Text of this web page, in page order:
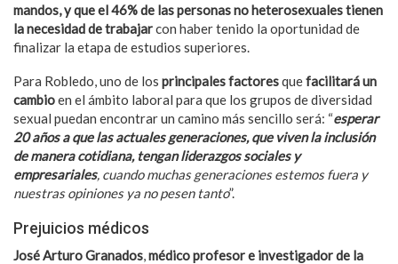
mandos, y que el 46% de las personas no heterosexuales tienen
la necesidad de trabajarcon haber tenido la oportunidad de
finalizar la etapa de estudios superiores.
Para Robledo, uno de los principales factoresquefacilitará un
cambioen el ámbito laboral para que los grupos de diversidad
sexual puedan encontrar un camino más sencillo será: “esperar
20 años a que las actuales generaciones, que viven la inclusión
de manera cotidiana, tengan liderazgos sociales y
empresariales, cuando muchas generaciones estemos fuera y
nuestras opiniones ya no pesen tanto”.
Prejuicios médicos
José Arturo Granados,médico profesor e investigador de la